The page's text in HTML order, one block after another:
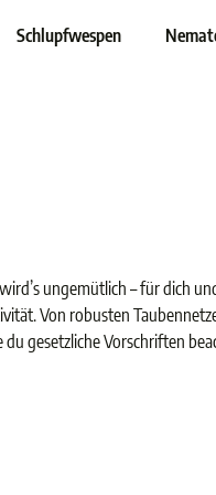
Schlupfwespen
ungemütlich – für dich
Von robusten
gesetzliche Vorschriften